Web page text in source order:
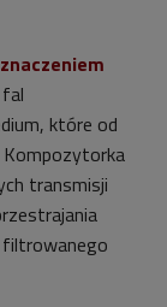
które od
Kompozytorka
transmisji
filtrowanego